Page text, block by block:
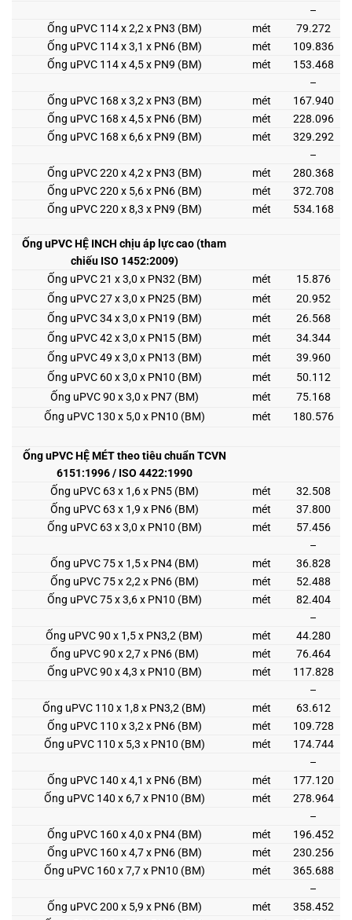
–
Ống uPVC 114 x 2,2 x PN3 (BM)
mét
79.272
Ống uPVC 114 x 3,1 x PN6 (BM)
mét
109.836
Ống uPVC 114 x 4,5 x PN9 (BM)
mét
153.468
–
Ống uPVC 168 x 3,2 x PN3 (BM)
mét
167.940
Ống uPVC 168 x 4,5 x PN6 (BM)
mét
228.096
Ống uPVC 168 x 6,6 x PN9 (BM)
mét
329.292
–
Ống uPVC 220 x 4,2 x PN3 (BM)
mét
280.368
Ống uPVC 220 x 5,6 x PN6 (BM)
mét
372.708
Ống uPVC 220 x 8,3 x PN9 (BM)
mét 534.168
Ống uPVC HỆ INCH chịu áp lực cao (tham
chiếu ISO 1452:2009)
Ống uPVC 21 x 3,0 x PN32 (BM)
mét
15.876
Ống uPVC 27 x 3,0 x PN25 (BM)
mét
20.952
Ống uPVC 34 x 3,0 x PN19 (BM)
mét
26.568
Ống uPVC 42 x 3,0 x PN15 (BM)
mét
34.344
Ống uPVC 49 x 3,0 x PN13 (BM)
mét
39.960
Ống uPVC 60 x 3,0 x PN10 (BM)
mét
50.112
Ống uPVC 90 x 3,0 x PN7 (BM)
mét
75.168
Ống uPVC 130 x 5,0 x PN10 (BM)
mét 180.576
Ống uPVC HỆ MÉT theo tiêu chuẩn TCVN
6151:1996 / ISO 4422:1990
Ống uPVC 63 x 1,6 x PN5 (BM)
mét
32.508
Ống uPVC 63 x 1,9 x PN6 (BM)
mét
37.800
Ống uPVC 63 x 3,0 x PN10 (BM)
mét
57.456
–
Ống uPVC 75 x 1,5 x PN4 (BM)
mét
36.828
Ống uPVC 75 x 2,2 x PN6 (BM)
mét
52.488
Ống uPVC 75 x 3,6 x PN10 (BM)
mét
82.404
–
Ống uPVC 90 x 1,5 x PN3,2 (BM)
mét
44.280
Ống uPVC 90 x 2,7 x PN6 (BM)
mét
76.464
Ống uPVC 90 x 4,3 x PN10 (BM)
mét
117.828
–
Ống uPVC 110 x 1,8 x PN3,2 (BM)
mét
63.612
Ống uPVC 110 x 3,2 x PN6 (BM)
mét
109.728
Ống uPVC 110 x 5,3 x PN10 (BM)
mét
174.744
–
Ống uPVC 140 x 4,1 x PN6 (BM)
mét
177.120
Ống uPVC 140 x 6,7 x PN10 (BM)
mét
278.964
–
Ống uPVC 160 x 4,0 x PN4 (BM)
mét
196.452
Ống uPVC 160 x 4,7 x PN6 (BM)
mét
230.256
Ống uPVC 160 x 7,7 x PN10 (BM)
mét
365.688
–
Ống uPVC 200 x 5,9 x PN6 (BM)
mét
358.452